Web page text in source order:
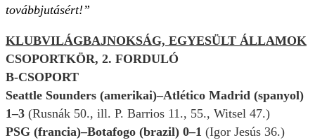
továbbjutásért!”
KLUBVILÁGBAJNOKSÁG, EGYESÜLT ÁLLAMOK
CSOPORTKÖR, 2. FORDULÓ
B-CSOPORT
Seattle Sounders (amerikai)–Atlético Madrid (spanyol)
1–3 (Rusnák 50., ill. P. Barrios 11., 55., Witsel 47.)
PSG (francia)–Botafogo (brazil) 0–1 (Igor Jesús 36.)